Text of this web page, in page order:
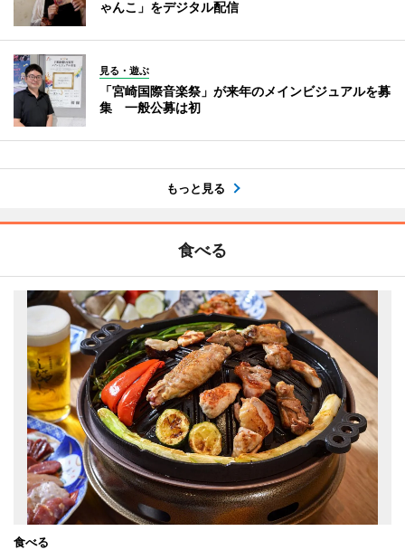
ゃんこ」をデジタル配信
見る・遊ぶ
「宮崎国際音楽祭」が来年のメインビジュアルを募
集 一般公募は初
もっと見る
食べる
食べる